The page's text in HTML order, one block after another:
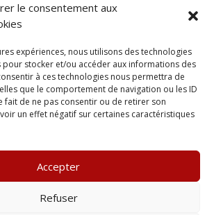
le consentement aux
expériences, nous utilisons des technologies
pour stocker et/ou accéder aux informations des
à ces technologies nous permettra de
que le comportement de navigation ou les ID
fait de ne pas consentir ou de retirer son
un effet négatif sur certaines caractéristiques
Accepter
Refuser
de vente